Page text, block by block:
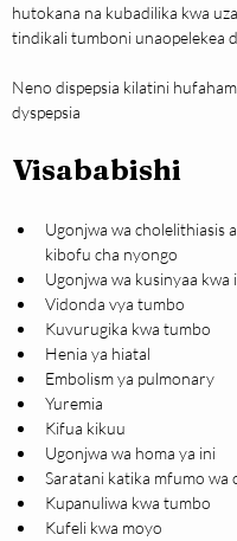
hutokana na kubadilika kwa
tindikali tumboni unaopelekea
Neno dispepsia kilatini
dyspepsia
Visababishi
Ugonjwa wa cholelithiasis
kibofu cha nyongo
Ugonjwa wa kusinyaa kwa
Vidonda vya tumbo
Kuvurugika kwa tumbo
Henia ya hiatal
Embolism ya pulmonary
Yuremia
Kifua kikuu
Ugonjwa wa homa ya ini
Saratani katika mfumo wa
Kupanuliwa kwa tumbo
Kufeli kwa moyo